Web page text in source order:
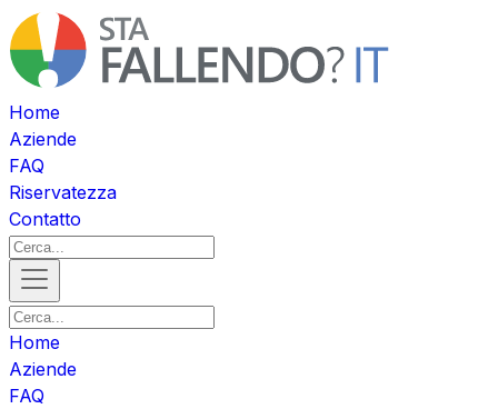
Home
Aziende
FAQ
Riservatezza
Contatto
Home
Aziende
FAQ